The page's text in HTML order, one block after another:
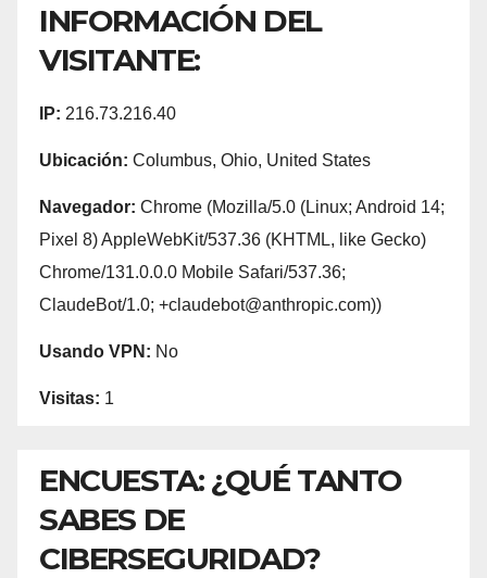
INFORMACIÓN DEL
VISITANTE:
IP: 216.73.216.40
Ubicación: Columbus, Ohio, United States
Navegador: Chrome (Mozilla/5.0 (Linux; Android 14;
Pixel 8) AppleWebKit/537.36 (KHTML, like Gecko)
Chrome/131.0.0.0 Mobile Safari/537.36;
ClaudeBot/1.0; +claudebot@anthropic.com))
Usando VPN: No
Visitas: 1
ENCUESTA: ¿QUÉ TANTO
SABES DE
CIBERSEGURIDAD?